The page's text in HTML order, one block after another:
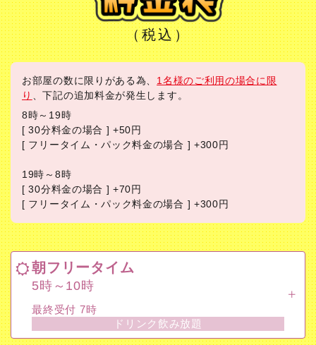
（税込）
お部屋の数に限りがある為、 1名様のご利用の場合に限
り
、下記の追加料金が発生します。
8時～19時
[ 30分料金の場合 ] +50円
[ フリータイム・パック料金の場合 ] +300円
19時～8時
[ 30分料金の場合 ] +70円
[ フリータイム・パック料金の場合 ] +300円
朝フリータイム
5時～10時
最終受付 7時
ドリンク飲み放題